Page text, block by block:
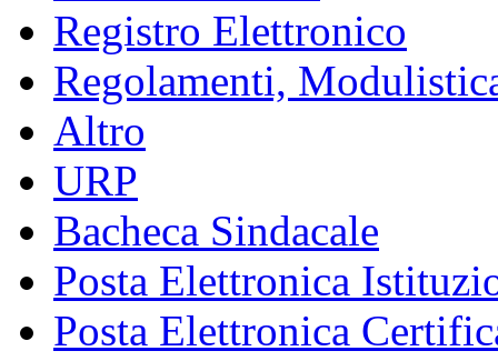
Registro Elettronico
Regolamenti,
Altro
URP
Bacheca Sindacale
Posta Elettronica
Posta Elettronica